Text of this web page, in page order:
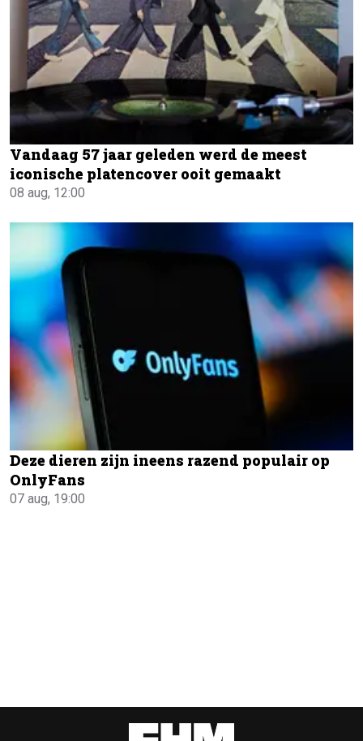
Vandaag 57 jaar geleden werd de meest
iconische platencover ooit gemaakt
08 aug, 12:00
Deze dieren zijn ineens razend populair op
OnlyFans
07 aug, 19:00